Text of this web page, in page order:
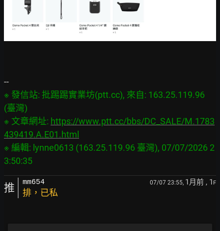
※ 發信站: 批踢踢實業坊(ptt.cc), 來自: 163.25.119.96
(臺灣)
※ 文章網址: https://www.ptt.cc/bbs/DC_SALE/M.1783
439419.A.E01.html
※ 編輯: lynne0613 (163.25.119.96 臺灣), 07/07/2026 2
推 mm654 07/07 23:55, 1月前 , 1 F
排，已私